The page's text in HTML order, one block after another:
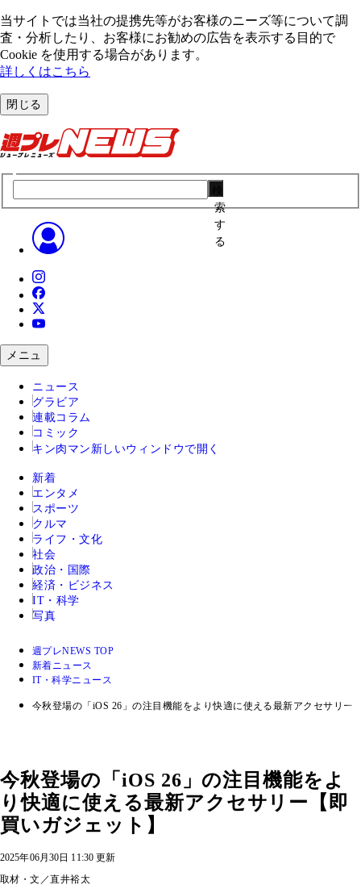
当サイトでは当社の提携先等がお客様のニーズ等について調
査・分析したり、お客様にお勧めの広告を表⽰する⽬的で
Cookie を使⽤する場合があります。
詳しくはこちら
閉じる
索
す
る
メニュ
ニュース
グラビア
連載コラム
コミック
キン肉マン 新しいウィンドウで開く
新着
エンタメ
スポーツ
クルマ
ライフ・文化
社会
政治・国際
経済・ビジネス
IT・科学
写真
週プレNEWS TOP
新着ニュース
IT・科学ニュース
今秋登場の「iOS 26」の注目機能をより快適に使える最新アクセサリー
今秋登場の「iOS 26」の注目機能をよ
り快適に使える最新アクセサリー【即
買いガジェット】
2025年06月30日 11:30 更新
取材・文／直井裕太